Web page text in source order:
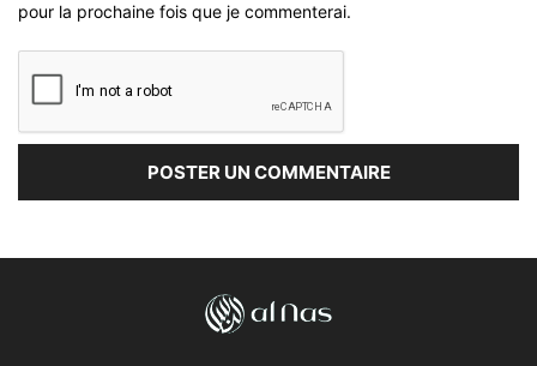
pour la prochaine fois que je commenterai.